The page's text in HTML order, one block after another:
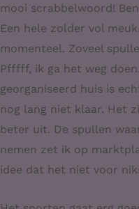
mooi scrabbelwoord!
Een hele zolder vol
momenteel. Zoveel
Pfffff, ik ga het weg
georganiseerd huis is
nog lang niet klaar. Het
beter uit. De spullen
nemen zet ik op
idee dat het niet voor